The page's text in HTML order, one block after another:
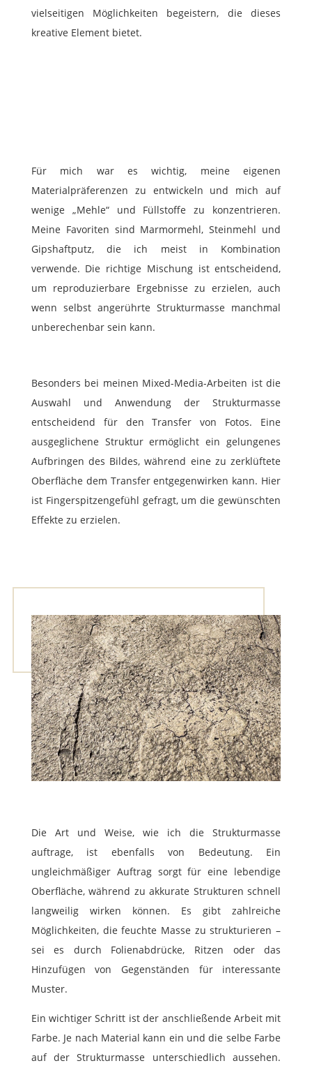
vielseitigen Möglichkeiten begeistern, die dieses
kreative Element bietet.
Für mich war es wichtig, meine eigenen
Materialpräferenzen zu entwickeln und mich auf
wenige „Mehle“ und Füllstoffe zu konzentrieren.
Meine Favoriten sind Marmormehl, Steinmehl und
Gipshaftputz, die ich meist in Kombination
verwende. Die richtige Mischung ist entscheidend,
um reproduzierbare Ergebnisse zu erzielen, auch
wenn selbst angerührte Strukturmasse manchmal
unberechenbar sein kann.
Besonders bei meinen Mixed-Media-Arbeiten ist die
Auswahl und Anwendung der Strukturmasse
entscheidend für den Transfer von Fotos. Eine
ausgeglichene Struktur ermöglicht ein gelungenes
Aufbringen des Bildes, während eine zu zerklüftete
Oberfläche dem Transfer entgegenwirken kann. Hier
ist Fingerspitzengefühl gefragt, um die gewünschten
Effekte zu erzielen.
Die Art und Weise, wie ich die Strukturmasse
auftrage, ist ebenfalls von Bedeutung. Ein
ungleichmäßiger Auftrag sorgt für eine lebendige
Oberfläche, während zu akkurate Strukturen schnell
langweilig wirken können. Es gibt zahlreiche
Möglichkeiten, die feuchte Masse zu strukturieren –
sei es durch Folienabdrücke, Ritzen oder das
Hinzufügen von Gegenständen für interessante
Muster.
Ein wichtiger Schritt ist der anschließende Arbeit mit
Farbe. Je nach Material kann ein und die selbe Farbe
auf der Strukturmasse unterschiedlich aussehen.